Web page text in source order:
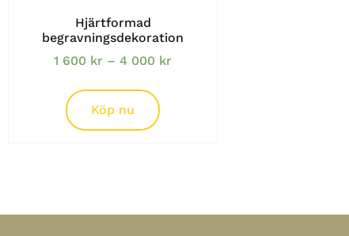
Hjärtformad
begravningsdekoration
1 600 kr – 4 000 kr
Köp nu